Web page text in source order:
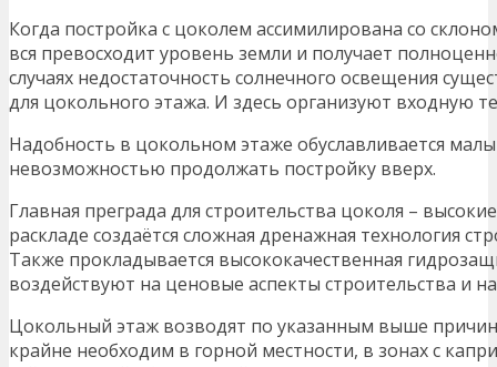
Когда постройка с цоколем ассимилирована со
вся превосходит уровень земли и получает
случаях недостаточность солнечного освещения
для цокольного этажа. И здесь организуют входную
Надобность в цокольном этаже обуславливается
невозможностью продолжать постройку вверх.
Главная преграда для строительства цоколя –
раскладе создаётся сложная дренажная технология
Также прокладывается высококачественная
воздействуют на ценовые аспекты строительства и
Цокольный этаж возводят по указанным выше
крайне необходим в горной местности, в зонах с